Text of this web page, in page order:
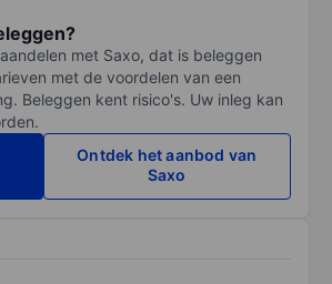
met Saxo, dat is beleggen
met de voordelen van een
Beleggen kent risico's. Uw inleg kan
Ontdek het aanbod van
Saxo